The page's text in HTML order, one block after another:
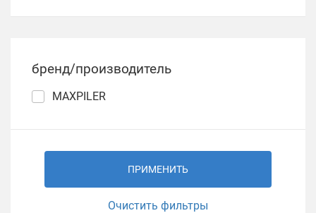
бренд/производитель
MAXPILER
ПРИМЕНИТЬ
Очистить фильтры